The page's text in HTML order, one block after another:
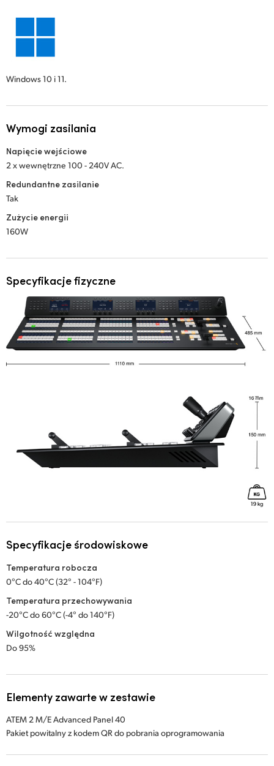
Windows 10 i 11.
Wymogi zasilania
Napięcie wejściowe
2 x wewnętrzne 100 - 240V AC.
Redundantne zasilanie
Tak
Zużycie energii
160W
Specyfikacje fizyczne
Specyfikacje środowiskowe
Temperatura robocza
0°C do 40°C (32° - 104°F)
Temperatura przechowywania
-20°C do 60°C (-4° do 140°F)
Wilgotność względna
Do 95%
Elementy zawarte w zestawie
ATEM 2 M/E Advanced Panel 40
Pakiet powitalny z kodem QR do pobrania oprogramowania